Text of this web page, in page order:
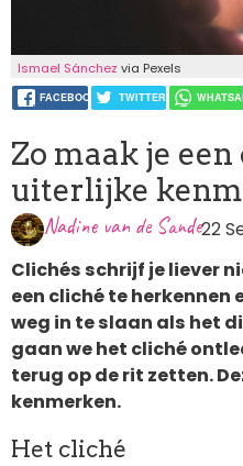
Ismael Sánchez via Pexels
FACEBOOK TWITTER
Zo maak je
uiterlijke
Nadine van de Sande22
Clichés schrijf je liever
een cliché te herkennen
weg in te slaan als het
gaan we het cliché
terug op de rit zetten.
kenmerken.
Het cliché